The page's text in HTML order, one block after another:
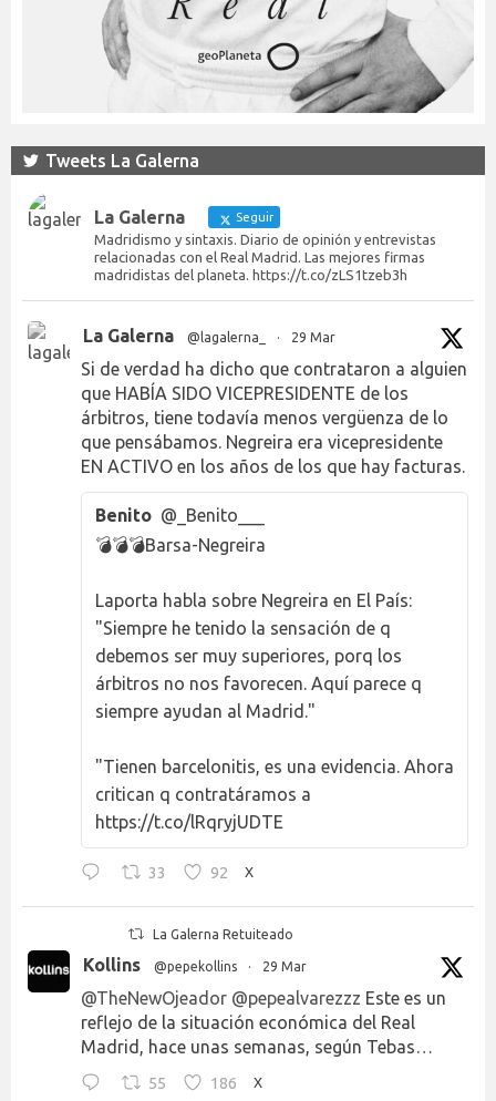
Tweets La Galerna
La Galerna Seguir
Madridismo y sintaxis. Diario de opinión y entrevistas
relacionadas con el Real Madrid. Las mejores firmas
madridistas del planeta. https://t.co/zLS1tzeb3h
La Galerna @lagalerna_ · 29 Mar
Si de verdad ha dicho que contrataron a alguien
que HABÍA SIDO VICEPRESIDENTE de los
árbitros, tiene todavía menos vergüenza de lo
que pensábamos. Negreira era vicepresidente
EN ACTIVO en los años de los que hay facturas.
Benito @_Benito___
💣💣💣Barsa-Negreira
Laporta habla sobre Negreira en El País:
"Siempre he tenido la sensación de q
debemos ser muy superiores, porq los
árbitros no nos favorecen. Aquí parece q
siempre ayudan al Madrid."
"Tienen barcelonitis, es una evidencia. Ahora
critican q contratáramos a
https://t.co/lRqryjUDTE
33 92 X
La Galerna Retuiteado
Kollins @pepekollins · 29 Mar
@TheNewOjeador @pepealvarezzz Este es un
reflejo de la situación económica del Real
Madrid, hace unas semanas, según Tebas…
55 186 X